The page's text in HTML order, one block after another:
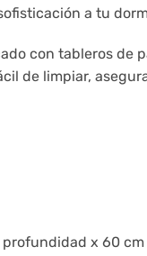
a tu
con tableros de
de limpiar,
x 60